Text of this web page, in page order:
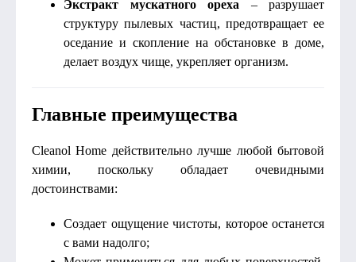
Экстракт мускатного ореха – разрушает
структуру пылевых частиц, предотвращает ее
оседание и скопление на обстановке в доме,
делает воздух чище, укрепляет организм.
Главные преимущества
Cleanol Home действительно лучше любой бытовой
химии, поскольку обладает очевидными
достоинствами:
Создает ощущение чистоты, которое останется
с вами надолго;